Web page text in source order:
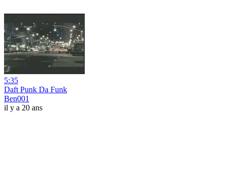
5:35
Daft Punk Da Funk
Ben001
il y a 20 ans